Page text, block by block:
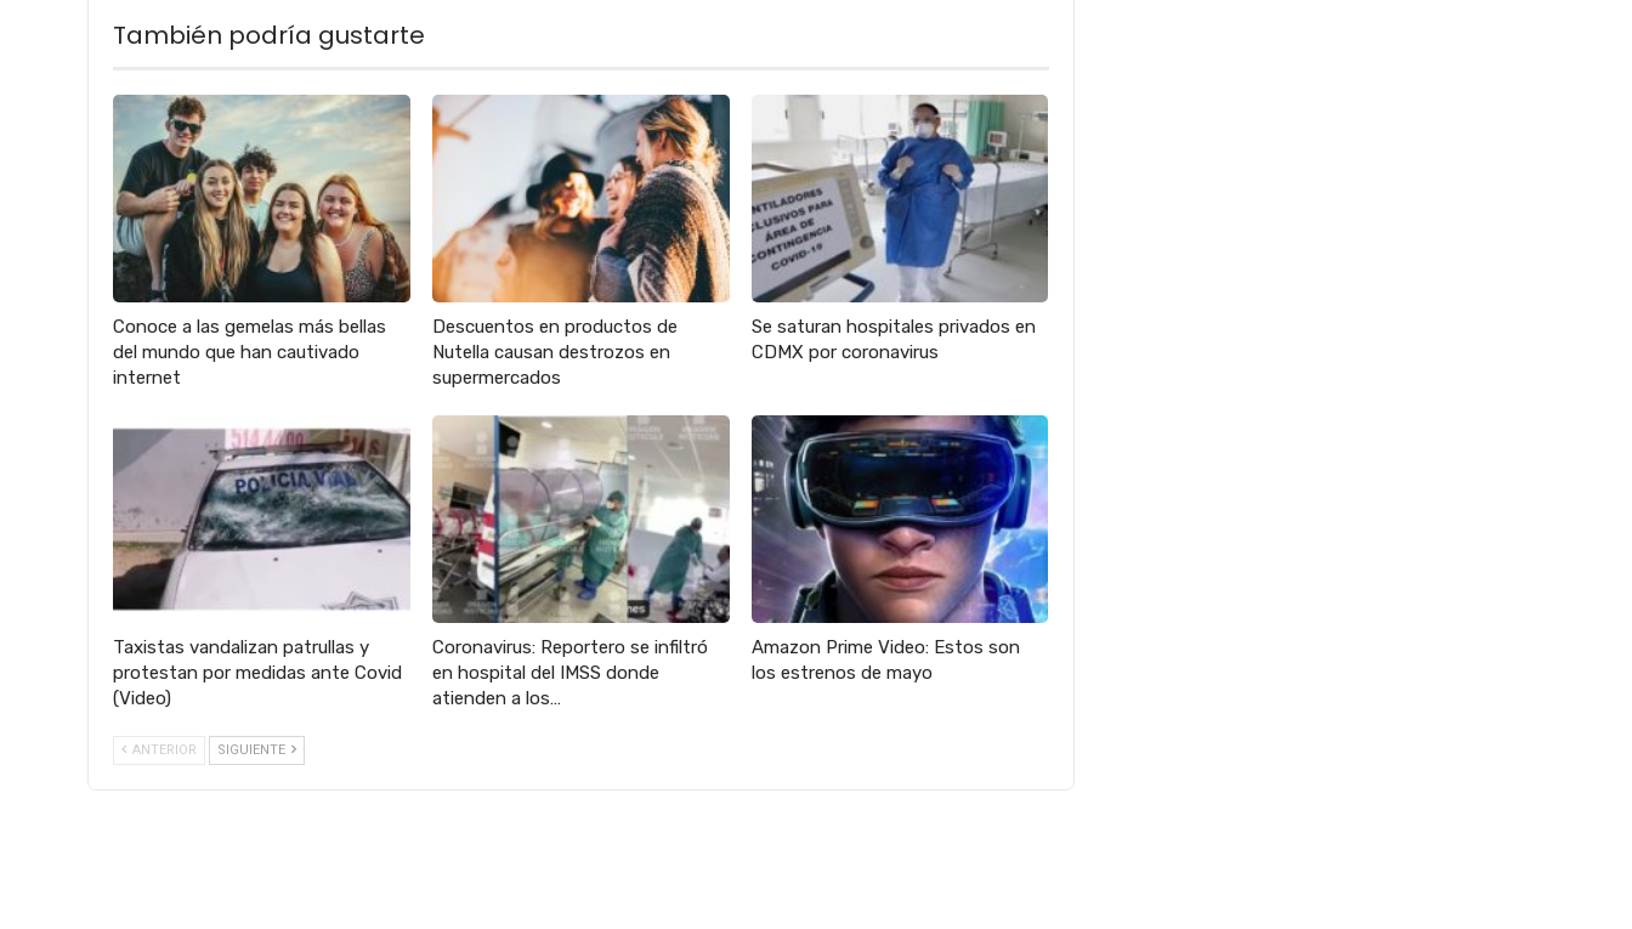
También podría gustarte
Conoce a las gemelas más bellas
del mundo que han cautivado
internet
Descuentos en productos de
Nutella causan destrozos en
supermercados
Se saturan hospitales privados en
CDMX por coronavirus
Taxistas vandalizan patrullas y
protestan por medidas ante Covid
(Video)
Coronavirus: Reportero se infiltró
en hospital del IMSS donde
atienden a los…
Amazon Prime Video: Estos son
los estrenos de mayo
ANTERIOR SIGUIENTE